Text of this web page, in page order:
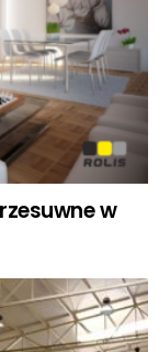
w